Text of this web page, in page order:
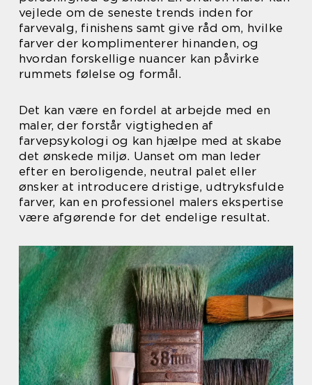
vejlede om de seneste trends inden for
farvevalg, finishens samt give råd om, hvilke
farver der komplimenterer hinanden, og
hvordan forskellige nuancer kan påvirke
rummets følelse og formål.
Det kan være en fordel at arbejde med en
maler, der forstår vigtigheden af
farvepsykologi og kan hjælpe med at skabe
det ønskede miljø. Uanset om man leder
efter en beroligende, neutral palet eller
ønsker at introducere dristige, udtryksfulde
farver, kan en professionel malers ekspertise
være afgørende for det endelige resultat.